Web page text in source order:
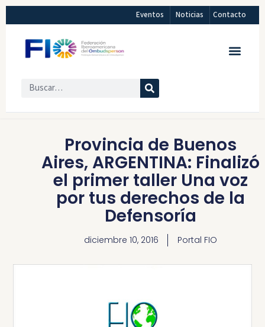
Eventos Noticias Contacto
Provincia de Buenos
Aires, ARGENTINA: Finalizó
el primer taller Una voz
por tus derechos de la
Defensoría
diciembre 10, 2016 Portal FIO